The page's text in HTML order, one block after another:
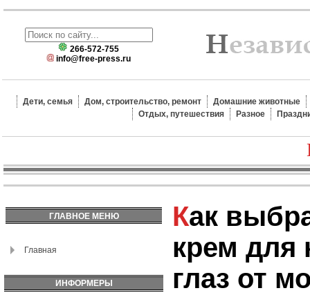
266-572-755
info@free-press.ru
Дети, семья Дом, строительство, ремонт
Домашние животные
Отдых, путешествия
Разное
ГЛАВНОЕ МЕНЮ
Главная
ИНФОРМЕРЫ
Как выбрать лучший
крем для
глаз от